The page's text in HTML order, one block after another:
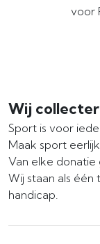
voor
Wij
Sport is voor
Maak sport
Van elke donatie
Wij staan als
handicap.